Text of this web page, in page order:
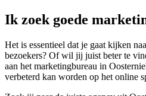
Ik zoek goede
Het is essentieel dat je gaat kijken
bezoekers? Of wil jij juist beter te
aan het marketingbureau in
verbeterd kan worden op het online